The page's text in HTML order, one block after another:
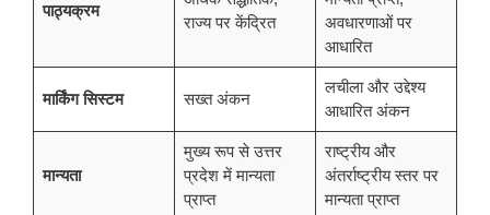
पाठ्यक्रम
राज्य पर केंद्रित
अवधारणाओं पर
आधारित
मार्किंग सिस्टम सख्त अंकन
लचीला और उद्देश्य
आधारित अंकन
मान्यता
मुख्य रूप से उत्तर
प्रदेश में मान्यता
प्राप्त
राष्ट्रीय और
अंतर्राष्ट्रीय स्तर पर
मान्यता प्राप्त